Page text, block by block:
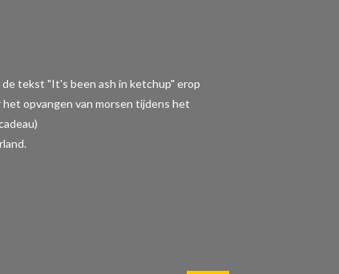
tekst "It's been ash in ketchup" erop
opvangen van morsen tijdens het